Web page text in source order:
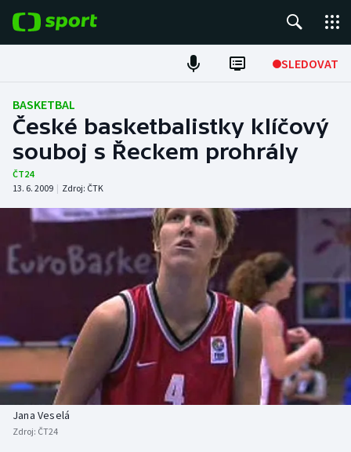
SLEDOVAT
Fotbal
Hokej
Tenis
Atletika
Cyklistika
Americký fotbal
Baseball a softbal
Basketbal
Biatlon
NEPŘEHLÉDNĚTE
Soutěže
Historické návraty
Aplikace ČT sport
BASKETBAL
České basketbalistky klíčový
souboj s Řeckem prohrály
ČT24
13. 6. 2009 | Zdroj: ČTK
Jana Veselá
Zdroj: ČT24